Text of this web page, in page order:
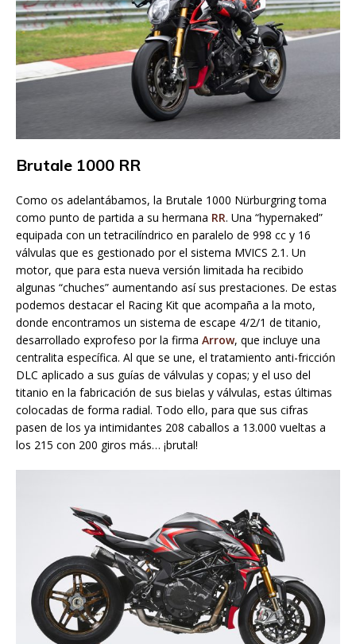
Brutale 1000 RR
Como os adelantábamos, la Brutale 1000 Nürburgring toma
como punto de partida a su hermana RR. Una “hypernaked”
equipada con un tetracilíndrico en paralelo de 998 cc y 16
válvulas que es gestionado por el sistema MVICS 2.1. Un
motor, que para esta nueva versión limitada ha recibido
algunas “chuches” aumentando así sus prestaciones. De estas
podemos destacar el Racing Kit que acompaña a la moto,
donde encontramos un sistema de escape 4/2/1 de titanio,
desarrollado exprofeso por la firma Arrow, que incluye una
centralita específica. Al que se une, el tratamiento anti-fricción
DLC aplicado a sus guías de válvulas y copas; y el uso del
titanio en la fabricación de sus bielas y válvulas, estas últimas
colocadas de forma radial. Todo ello, para que sus cifras
pasen de los ya intimidantes 208 caballos a 13.000 vueltas a
los 215 con 200 giros más… ¡brutal!